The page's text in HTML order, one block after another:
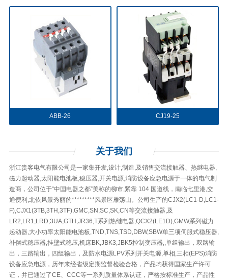
ABB-26 CJ19-25
关于我们
浙江贵客电气有限公司是一家集开发,设计,制造,及销售交流接触器、热继电器,
磁力起动器,太阳能电池板,稳压器,开关电源,消防设备应急电源于一体的电气制
造商，公司位于“中国电器之都”美称的柳市,紧靠 104 国道线，南临七里港,交
通便利,北依风景秀丽的*********风景区雁荡山。公司生产的CJX2(LC1-D,LC1-
F),CJX1(3TB,3TH,3TF),GMC,SN,SC,SK,CN等交流接触器,及
LR2,LR1,LRD,3UA,GTH,JR36,T系列热继电器,QCX2(LE1D),GMW系列磁力
起动器,大小功率太阳能电池板,TND,TNS,TSD,DBW,SBW单三项伺服式稳压器,
补偿式稳压器,挂壁式稳压,机床BK,JBK3,JBK5控制变压器,,单组输出，双路输
出，三路输出，四组输出，及防水电源LPV系列开关电源,单相,三相(EPS)消防
设备应急电源，历年来经省级定期监督检验合格，产品均获得国家生产许可
证，并已通过了CE、CCC等一系列质量体系认证，严格按标准生产，产品性